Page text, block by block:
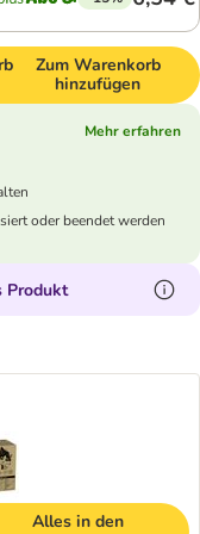
Zum Warenkorb
hinzufügen
Mehr erfahren
oder beendet werden
Produkt
Alles in den